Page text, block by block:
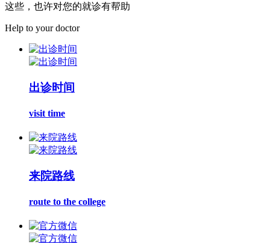
这些，也许对您的就诊有帮助
Help to your doctor
出诊时间
visit time
来院路线
route to the college